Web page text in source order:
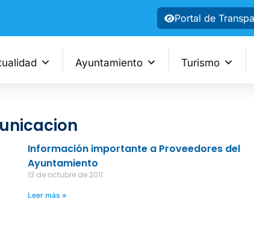
Portal de
Ayuntamiento Turismo
Información importante a Proveedores del
Ayuntamiento
13 de octubre de 2011
Leer más »